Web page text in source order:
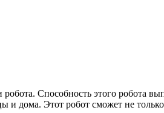
Способность этого робота
дома. Этот робот сможет не только